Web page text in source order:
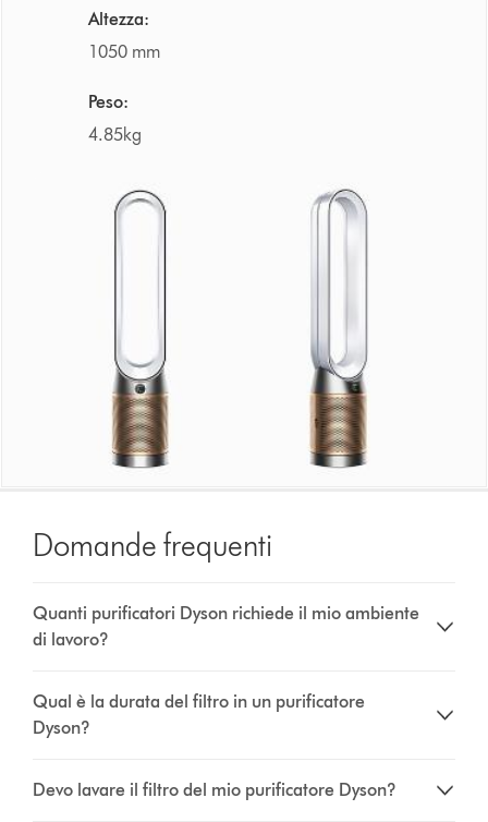
Altezza:
1050 mm
Peso:
4.85kg
Domande frequenti
Quanti purificatori Dyson richiede il mio ambiente
di lavoro?
Qual è la durata del filtro in un purificatore
Dyson?
Devo lavare il filtro del mio purificatore Dyson?